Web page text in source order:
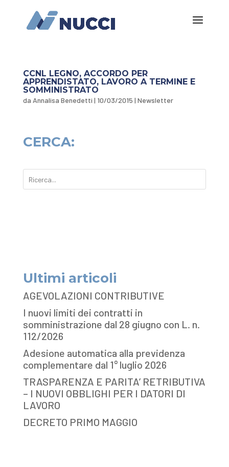
CCNL LEGNO, ACCORDO PER
APPRENDISTATO, LAVORO A TERMINE E
SOMMINISTRATO
da Annalisa Benedetti | 10/03/2015 | Newsletter
CERCA:
Ultimi articoli
AGEVOLAZIONI CONTRIBUTIVE
I nuovi limiti dei contratti in
somministrazione dal 28 giugno con L. n.
112/2026
Adesione automatica alla previdenza
complementare dal 1° luglio 2026
TRASPARENZA E PARITA’ RETRIBUTIVA
– I NUOVI OBBLIGHI PER I DATORI DI
LAVORO
DECRETO PRIMO MAGGIO